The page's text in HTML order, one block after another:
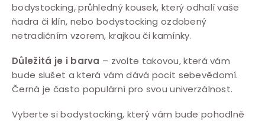
bodystocking, průhledný kousek, který odhalí vaše
ňadra či klín, nebo bodystocking ozdobený
netradičním vzorem, krajkou či kamínky.
Důležitá je i barva – zvolte takovou, která vám
bude slušet a která vám dává pocit sebevědomí.
Černá je často populární pro svou univerzálnost.
Vyberte si bodystocking, který vám bude pohodlně